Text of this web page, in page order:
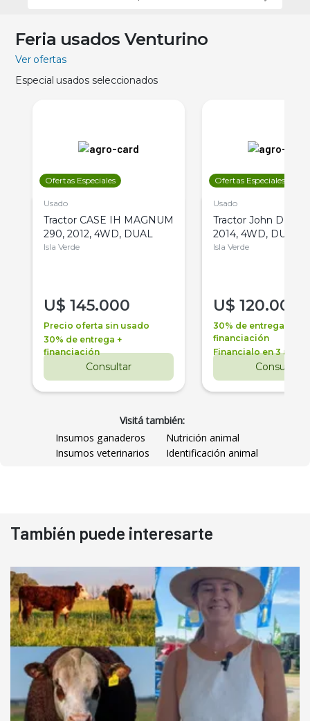
Feria usados Venturino
Ver ofertas
Especial usados seleccionados
Ofertas Especiales
Usado
Tractor CASE IH MAGNUM
290, 2012, 4WD, DUAL
Isla Verde
U$ 145.000
Precio oferta sin usado
30% de entrega +
financiación
Consultar
Ofertas Especiales
Usado
Tractor John Deere
2014, 4WD, DUAL
Isla Verde
U$ 120.000
30% de entrega +
financiación
Financialo en 3 años
Consultar
Visitá también:
Insumos ganaderos
Nutrición animal
Insumos veterinarios
Identificación animal
También puede interesarte